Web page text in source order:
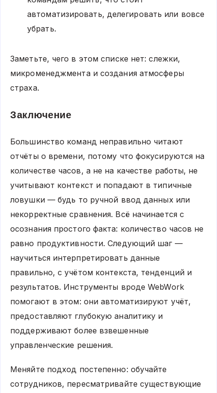
автоматизировать, делегировать или вовсе
убрать.
Заметьте, чего в этом списке нет: слежки,
микроменеджмента и создания атмосферы
страха.
Заключение
Большинство команд неправильно читают
отчёты о времени, потому что фокусируются на
количестве часов, а не на качестве работы, не
учитывают контекст и попадают в типичные
ловушки — будь то ручной ввод данных или
некорректные сравнения. Всё начинается с
осознания простого факта: количество часов не
равно продуктивности. Следующий шаг —
научиться интерпретировать данные
правильно, с учётом контекста, тенденций и
результатов. Инструменты вроде WebWork
помогают в этом: они автоматизируют учёт,
предоставляют глубокую аналитику и
поддерживают более взвешенные
управленческие решения.
Меняйте подход постепенно: обучайте
сотрудников, пересматривайте существующие